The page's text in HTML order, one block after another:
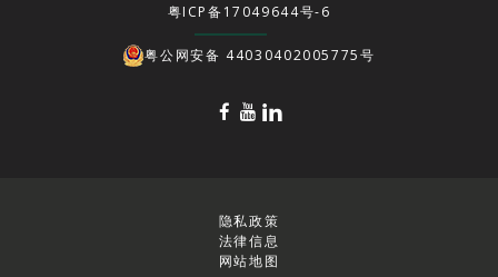
粤ICP备17049644号-6
粤公网安备 44030402005775号
隐私政策
法律信息
网站地图